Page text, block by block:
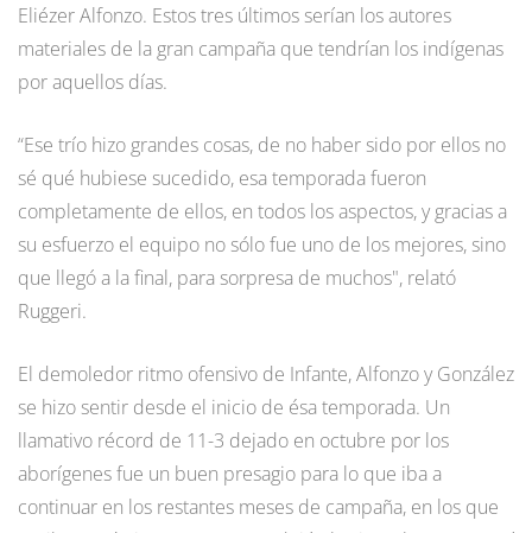
Eliézer Alfonzo. Estos tres últimos serían los autores
materiales de la gran campaña que tendrían los indígenas
por aquellos días.
“Ese trío hizo grandes cosas, de no haber sido por ellos no
sé qué hubiese sucedido, esa temporada fueron
completamente de ellos, en todos los aspectos, y gracias a
su esfuerzo el equipo no sólo fue uno de los mejores, sino
que llegó a la final, para sorpresa de muchos", relató
Ruggeri.
El demoledor ritmo ofensivo de Infante, Alfonzo y González
se hizo sentir desde el inicio de ésa temporada. Un
llamativo récord de 11-3 dejado en octubre por los
aborígenes fue un buen presagio para lo que iba a
continuar en los restantes meses de campaña, en los que